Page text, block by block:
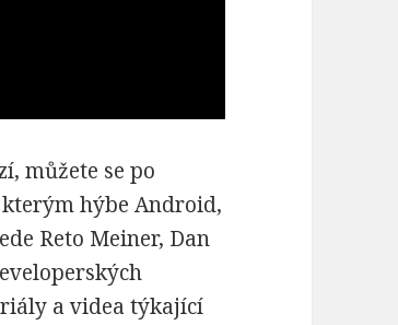
můžete se po
hýbe Android,
Reto Meiner, Dan
a videa týkající